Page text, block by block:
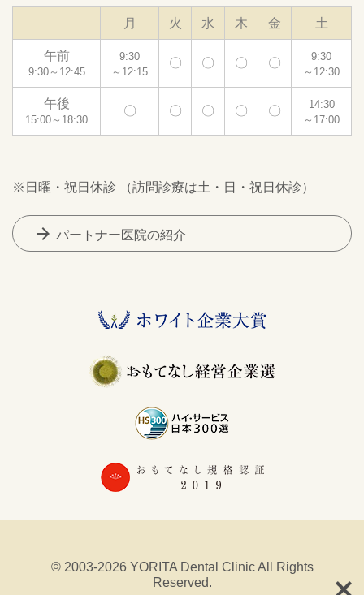
月 火 水 木 金 土
午前
9:30～12:45
9:30
～12:15
〇 〇 〇 〇
9:30
～12:30
午後
15:00～18:30
〇 〇 〇 〇 〇
14:30
～17:00
※日曜・祝日休診 （訪問診療は土・日・祝日休診）
arrow_forward パートナー医院の紹介
© 2003-2026 YORITA Dental Clinic All Rights
Reserved.